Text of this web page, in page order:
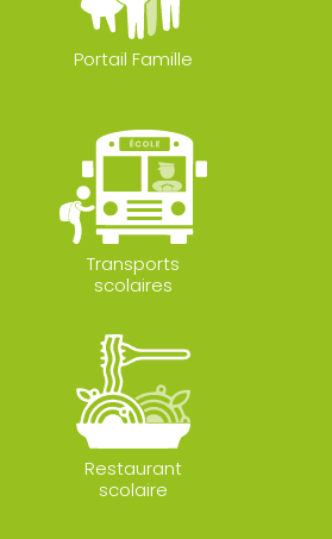
Portail Famille
Transports
scolaires
Restaurant
scolaire